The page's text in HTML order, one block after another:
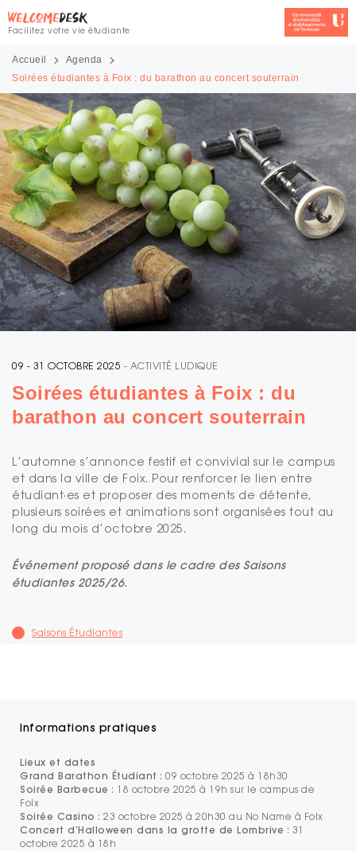
Facilitez votre vie étudiante
Accueil
Agenda
Soirées étudiantes à Foix : du barathon au concert souterrain
09 - 31 OCTOBRE 2025 - ACTIVITÉ LUDIQUE
Soirées étudiantes à Foix : du
barathon au concert souterrain
L’automne s’annonce festif et convivial sur le campus
et dans la ville de Foix. Pour renforcer le lien entre
étudiant·es et proposer des moments de détente,
plusieurs soirées et animations sont organisées tout au
long du mois d’octobre 2025.
Événement proposé dans le cadre des Saisons
étudiantes 2025/26.
Saisons Étudiantes
Informations pratiques
Lieux et dates
Grand Barathon Étudiant : 09 octobre 2025 à 18h30
Soirée Barbecue : 18 octobre 2025 à 19h sur le campus de
Foix
Soirée Casino : 23 octobre 2025 à 20h30 au No Name à Foix
Concert d’Halloween dans la grotte de Lombrive : 31
octobre 2025 à 18h